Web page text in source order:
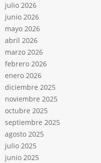
julio 2026
junio 2026
mayo 2026
abril 2026
marzo 2026
febrero 2026
enero 2026
diciembre 2025
noviembre 2025
octubre 2025
septiembre 2025
agosto 2025
julio 2025
junio 2025